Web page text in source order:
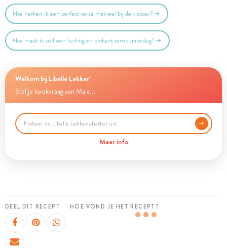
Hoe herken ik een perfect verse makreel bij de visboer?
Hoe maak ik zelf een luchtig en krokant tempurabeslag?
Welkom bij Libelle Lekker!
Stel je kookvraag aan Maia...
Meer info
DEEL DIT RECEPT HOE VOND JE HET RECEPT?